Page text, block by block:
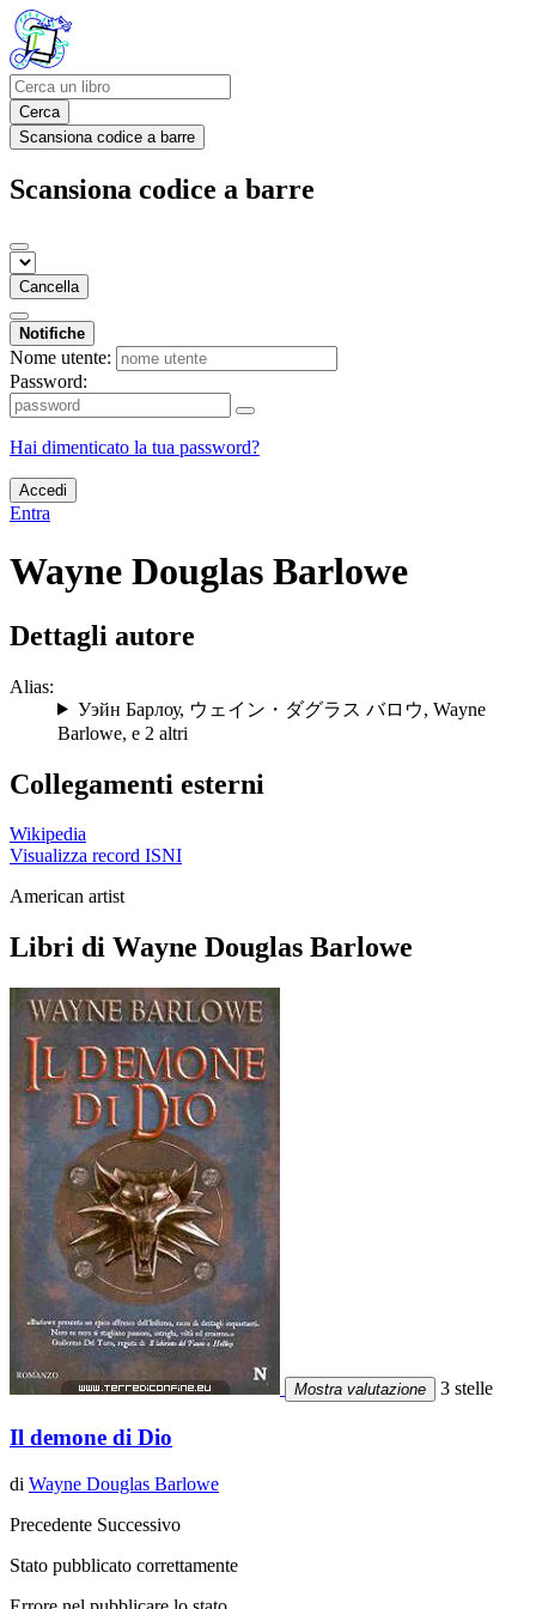
Cerca
Scansiona codice a barre
Scansiona codice a barre
Cancella
Notifiche
Nome utente:
Password:
Hai dimenticato la tua password?
Accedi
Entra
Wayne Douglas Barlowe
Dettagli autore
Alias:
Уэйн Барлоу, ウェイン・ダグラス バロウ, Wayne
Barlowe, e 2 altri
Collegamenti esterni
Wikipedia
Visualizza record ISNI
American artist
Libri di Wayne Douglas Barlowe
Mostra valutazione 3 stelle
Il demone di Dio
di Wayne Douglas Barlowe
Precedente Successivo
Stato pubblicato correttamente